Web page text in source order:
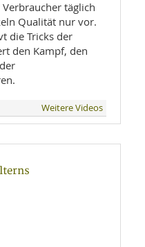
täglich
Qualität nur vor.
die Tricks der
den Kampf, den
Weitere Videos